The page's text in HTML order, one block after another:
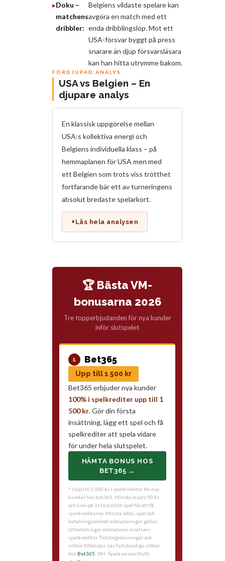
Doku –
matchens
dribbler:
Belgiens vildaste spelare kan
avgöra en match med ett
enda dribblingslöp. Mot ett
USA-försvar byggt på press
snarare än djup försvarsläsara
kan han hitta utrymme bakom.
FÖRDJUPAD ANALYS
USA vs Belgien – En
djupare analys
En klassisk uppgörelse mellan
USA:s kollektiva energi och
Belgiens individuella klass – på
hemmaplanen för USA men med
ett Belgien som trots viss trötthet
fortfarande bär ett av turneringens
absolut bredaste spelarkort.
+ Läs hela analysen
🏆 Bästa VM-
bonusarna 2026
Tre topperbjudanden för nya kunder
inför slutspelet
1 Bet365
Upp till 1 500 kr
Bet365 erbjuder nya kunder
100% i spelkrediter upp till 1
500 kr. Gör din första
insättning, lägg ett spel och få
spelkrediter att spela vidare
för under hela slutspelet.
HÄMTA BONUS HOS
BET365 →
* Upp till 1.500 kr i spelkrediter för nya
kunder hos bet365. Minsta insats 50 kr
och krav på 1x fastställt spel för att få
spelkrediterna. Minsta odds, spel och
betalningsmetod exkluderingar gäller.
Utbetalningar exkluderar insatser i
spelkrediter. Tidsbegränsningar och
villkor tillämpas. Läs fullständiga villkor
hos Bet365 . 18+. Spela ansvarsfullt.